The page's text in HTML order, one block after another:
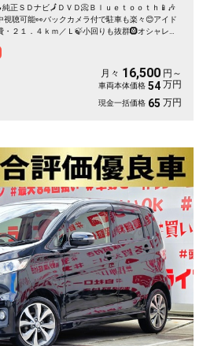
正ＳＤナビ🗾ＤＶＤ📀Ｂｌｕｅｔｏｏｔｈ📱🎶
視聴可能👀バックカメラ付で駐車も楽々😊アイド
２１．４ｋｍ／Ｌ🍃小回りも抜群🛞オシャレな
索🕵️‍♂️
月々 16,500 円～
車両本体価格 54 万円
現金一括価格 65 万円